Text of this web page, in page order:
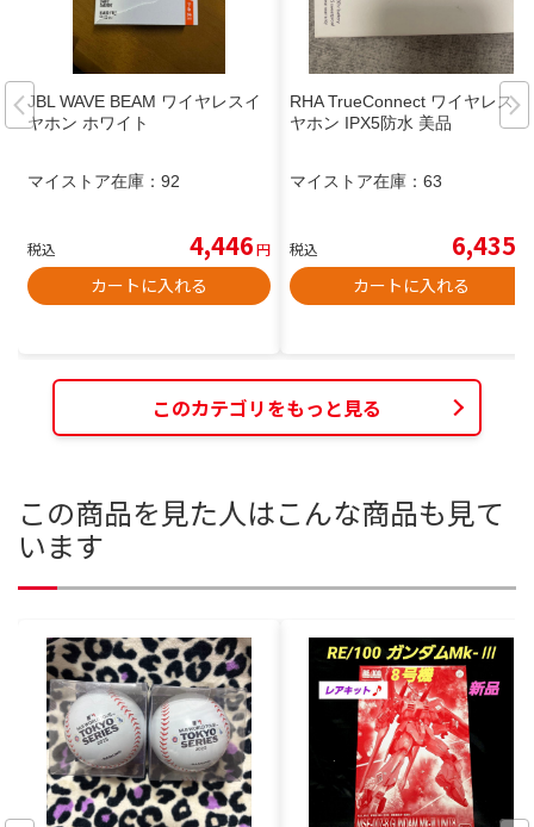
JBL WAVE BEAM ワイヤレスイ
ヤホン ホワイト
マイストア在庫： 92
税込 4,446円
カートに入れる
RHA TrueConnect ワイヤレスイ
ヤホン IPX5防水 美品
マイストア在庫： 63
税込 6,435
カートに入れる
このカテゴリをもっと見る
この商品を見た人はこんな商品も見て
います